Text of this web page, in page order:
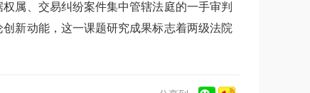
属、交易纠纷案件集中管辖法庭的一手审判
新动能，这一课题研究成果标志着两级法院